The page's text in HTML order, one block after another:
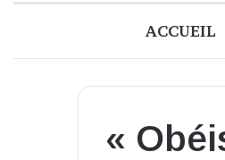
ACCUEIL
«